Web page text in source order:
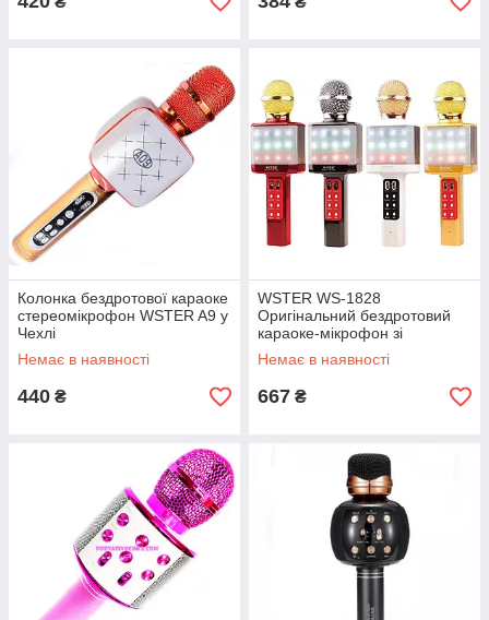
Колонка бездротової караоке
стереомікрофон WSTER A9 у
Чехлі
Немає в наявності
440 ₴
WSTER WS-1828
Оригінальний бездротовий
караоке-мікрофон зі
світломузкою
Немає в наявності
667 ₴